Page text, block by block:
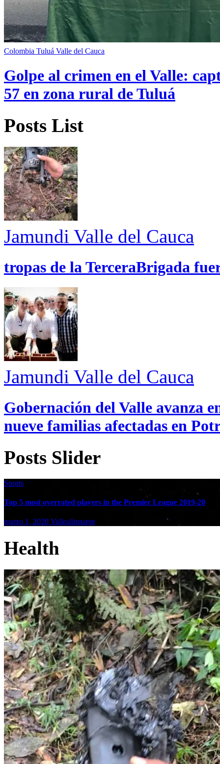
Colombia Tuluá Valle del Cauca
Golpe al crimen en el Valle:
57 en zona rural de Tuluá
Posts List
Jamundi Valle del Cauca
tropas de la TerceraBrigada
Jamundi Valle del Cauca
Gobernación del Valle avanza
nueve familias afectadas en
Posts Slider
Sports
Top 5 most overrated players in the Premier League 2019-20
marzo 1, 2020 Vallealinstante
Health